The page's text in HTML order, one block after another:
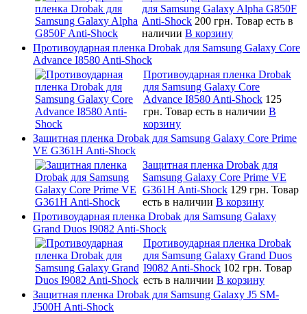
для Samsung Galaxy Alpha G850F
Anti-Shock 200 грн. Товар есть в
наличии В корзину
Противоударная пленка Drobak для Samsung Galaxy Core
Advance I8580 Anti-Shock
Противоударная пленка Drobak
для Samsung Galaxy Core
Advance I8580 Anti-Shock 125
грн. Товар есть в наличии В
корзину
Защитная пленка Drobak для Samsung Galaxy Core Prime
VE G361H Anti-Shock
Защитная пленка Drobak для
Samsung Galaxy Core Prime VE
G361H Anti-Shock 129 грн. Товар
есть в наличии В корзину
Противоударная пленка Drobak для Samsung Galaxy
Grand Duos I9082 Anti-Shock
Противоударная пленка Drobak
для Samsung Galaxy Grand Duos
I9082 Anti-Shock 102 грн. Товар
есть в наличии В корзину
Защитная пленка Drobak для Samsung Galaxy J5 SM-
J500H Anti-Shock